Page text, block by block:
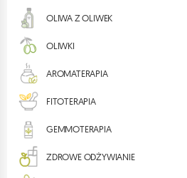
OLIWA Z OLIWEK
OLIWKI
AROMATERAPIA
FITOTERAPIA
GEMMOTERAPIA
ZDROWE ODŻYWIANIE